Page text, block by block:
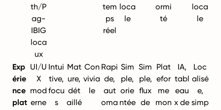
th/P
ag-
IBIG
loca
ux
tem
ps
réel
loca
le
ormi
té
loca
le
Exp
érie
nce
plat
UI/U
X
mod
erne
Intui
tive,
focu
s
Mat
ure,
dét
aillé
Con
vivia
le
Rapi
de,
aut
oma
Sim
ple,
orie
ntée
Sim
ple,
flux
de
Plat
efor
me
mon
IA,
tabl
eau
x de
Loc
alisé
e,
simp